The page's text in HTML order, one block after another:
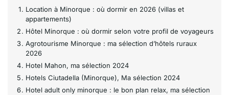
Location à Minorque : où dormir en 2026 (villas et
appartements)
Hôtel Minorque : où dormir selon votre profil de voyageurs
Agrotourisme Minorque : ma sélection d’hôtels ruraux
2026
Hotel Mahon, ma sélection 2024
Hotels Ciutadella (Minorque), Ma sélection 2024
Hotel adult only minorque : le bon plan relax, ma sélection